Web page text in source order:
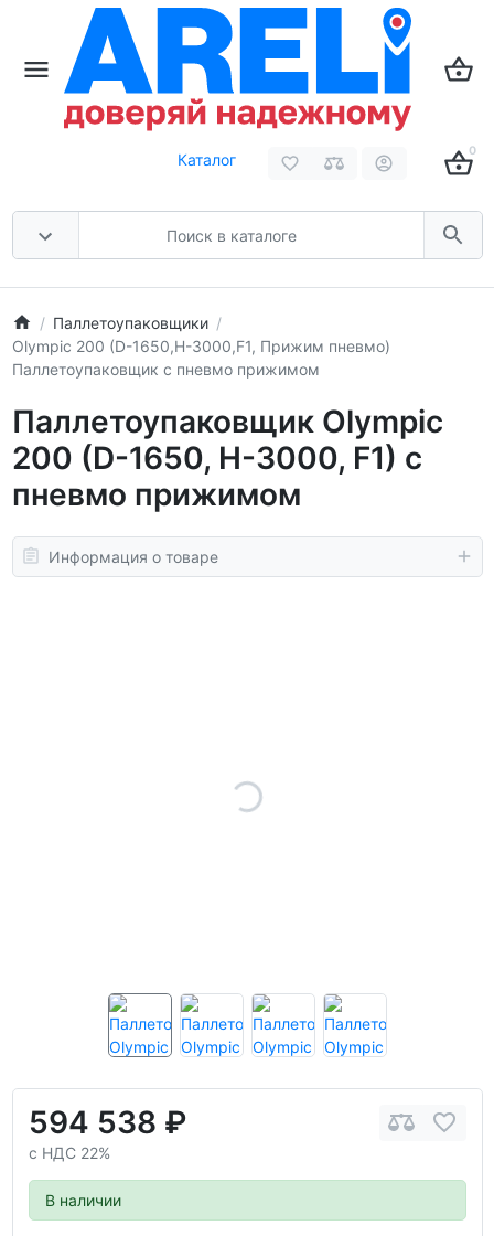
Каталог 0
Паллетоупаковщики
Olympic 200 (D-1650,H-3000,F1, Прижим пневмо)
Паллетоупаковщик с пневмо прижимом
Паллетоупаковщик Olympic
200 (D-1650, H-3000, F1) с
пневмо прижимом
Информация о товаре
594 538 ₽
с НДС 22%
В наличии